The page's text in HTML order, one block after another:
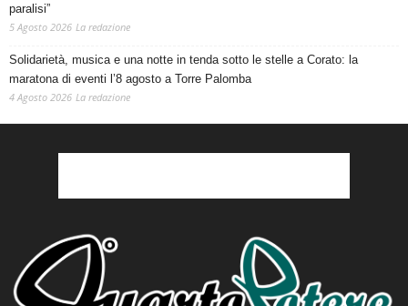
paralisi”
5 Agosto 2026 La redazione
Solidarietà, musica e una notte in tenda sotto le stelle a Corato: la
maratona di eventi l’8 agosto a Torre Palomba
4 Agosto 2026 La redazione